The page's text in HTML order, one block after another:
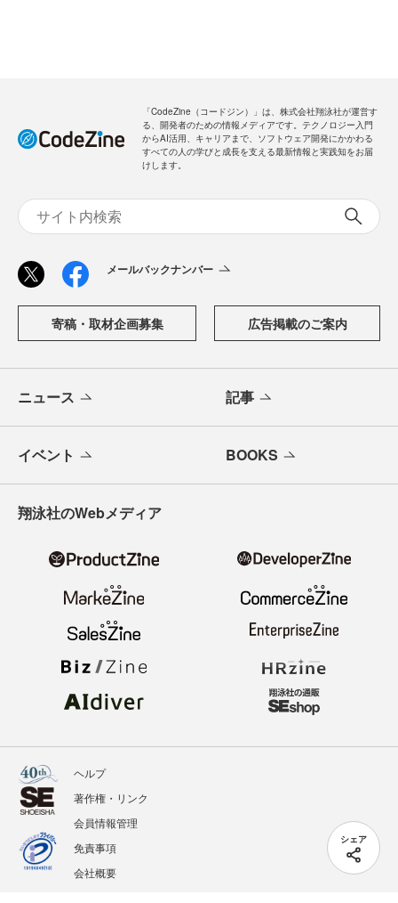
シェア
「CodeZine（コードジン）」は、株式会社翔泳社が運営す
る、開発者のための情報メディアです。テクノロジー入門
からAI活用、キャリアまで、ソフトウェア開発にかかわる
すべての人の学びと成長を支える最新情報と実践知をお届
けします。
メールバックナンバー
寄稿・取材企画募集 広告掲載のご案内
ニュース 記事
イベント BOOKS
翔泳社のWebメディア
ヘルプ
著作権・リンク
会員情報管理
免責事項
会社概要